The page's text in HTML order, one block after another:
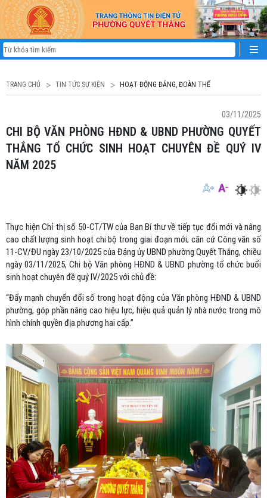
TRANG CHỦ TIN TỨC SỰ KIỆN HOẠT ĐỘNG ĐẢNG, ĐOÀN THỂ
03/11/2025
CHI BỘ VĂN PHÒNG HĐND & UBND PHƯỜNG QUYẾT
THẮNG TỔ CHỨC SINH HOẠT CHUYÊN ĐỀ QUÝ IV
NĂM 2025
Thực hiện Chỉ thị số 50-CT/TW của Ban Bí thư về tiếp tục đổi mới và nâng
cao chất lượng sinh hoạt chi bộ trong giai đoạn mới; căn cứ Công văn số
11-CV/ĐU ngày 23/10/2025 của Đảng ủy UBND phường Quyết Thắng, chiều
ngày 03/11/2025, Chi bộ Văn phòng HĐND & UBND phường tổ chức buổi
sinh hoạt chuyên đề quý IV/2025 với chủ đề:
“Đẩy mạnh chuyển đổi số trong hoạt động của Văn phòng HĐND & UBND
phường, góp phần nâng cao hiệu lực, hiệu quả quản lý nhà nước trong mô
hình chính quyền địa phương hai cấp.”